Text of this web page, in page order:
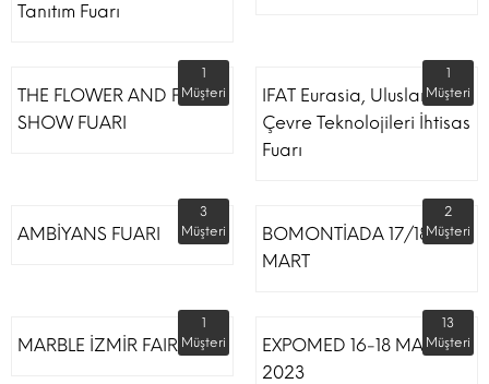
Tanıtım Fuarı
THE FLOWER AND PLANT
SHOW FUARI
1
Müşteri
IFAT Eurasia, Uluslararası
Çevre Teknolojileri İhtisas
Fuarı
1
Müşteri
AMBİYANS FUARI
3
Müşteri
BOMONTİADA 17/18
MART
2
Müşteri
MARBLE İZMİR FAIR
1
Müşteri
EXPOMED 16-18 MART
2023
13
Müşteri